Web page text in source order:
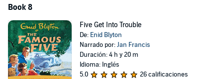
Book 8
Five Get Into Trouble
De: Enid Blyton
Narrado por:Jan Francis
Duración: 4 h y 20 m
Idioma: Inglés
5.0
26 calificaciones